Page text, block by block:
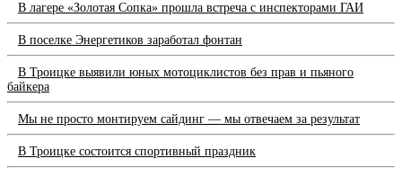
В лагере «Золотая Сопка» прошла встреча с инспекторами ГАИ
В поселке Энергетиков заработал фонтан
В Троицке выявили юных мотоциклистов без прав и пьяного
байкера
Мы не просто монтируем сайдинг — мы отвечаем за результат
В Троицке состоится спортивный праздник